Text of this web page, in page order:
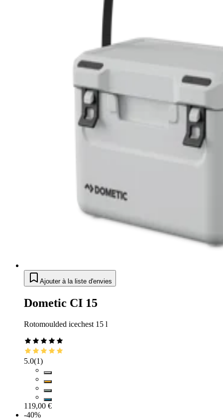
Ajouter à la liste d'envies
Dometic CI 15
Rotomoulded icechest 15 l
5.0(1)
119,00 €
-40%